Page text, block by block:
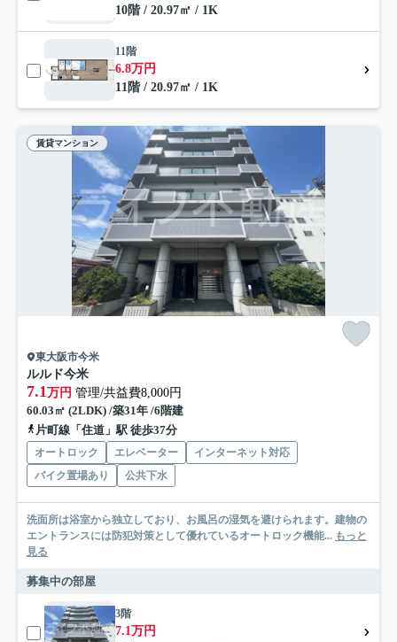
10階 / 20.97㎡ / 1K
11階
6.8万円
11階 / 20.97㎡ / 1K
賃貸マンション
東大阪市今米
ルルド今米
7.1万円 管理/共益費8,000円
60.03㎡ (2LDK) /築31年 /6階建
片町線「住道」駅 徒歩37分
オートロック エレベーター
インターネット対応
バイク置場あり
公共下水
洗面所は浴室から独立しており、お風呂の湿気を避けられます。建物の
エントランスには防犯対策として優れているオートロック機能... もっと
見る
募集中の部屋
3階
7.1万円